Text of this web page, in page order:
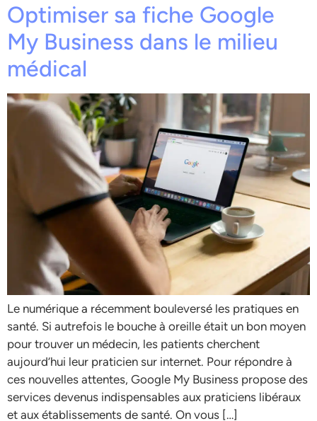
Optimiser sa fiche Google
My Business dans le milieu
médical
Le numérique a récemment bouleversé les pratiques en
santé. Si autrefois le bouche à oreille était un bon moyen
pour trouver un médecin, les patients cherchent
aujourd’hui leur praticien sur internet. Pour répondre à
ces nouvelles attentes, Google My Business propose des
services devenus indispensables aux praticiens libéraux
et aux établissements de santé. On vous […]